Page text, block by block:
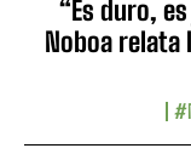
“Es duro,
Noboa relata